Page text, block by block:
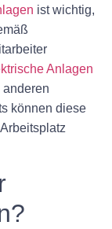
ist wichtig,
Anlagen
anderen
können diese